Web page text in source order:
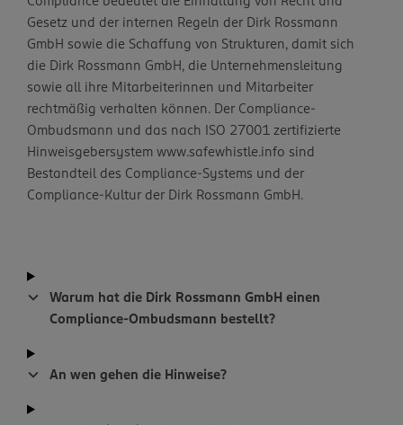
Gesetz und der internen Regeln der Dirk Rossmann
GmbH sowie die Schaffung von Strukturen, damit sich
die Dirk Rossmann GmbH, die Unternehmensleitung
sowie all ihre Mitarbeiterinnen und Mitarbeiter
rechtmäßig verhalten können. Der Compliance-
Ombudsmann und das nach ISO 27001 zertifizierte
Hinweisgebersystem www.safewhistle.info sind
Bestandteil des Compliance-Systems und der
Compliance-Kultur der Dirk Rossmann GmbH.
Warum hat die Dirk Rossmann GmbH einen
Compliance-Ombudsmann bestellt?
An wen gehen die Hinweise?